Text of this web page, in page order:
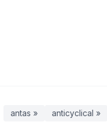
antas » anticyclical »